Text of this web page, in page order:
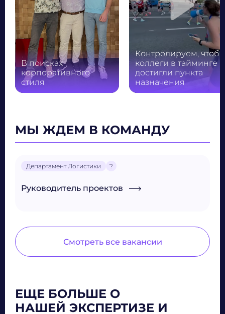
В поисках
корпоративного
стиля
Контролируем, чтобы
коллеги в тайминге
достигли пункта
назначения
Play
МЫ ЖДЕМ В КОМАНДУ
Департамент Логистики ?
Руководитель проектов
Смотреть все вакансии
ЕЩЕ БОЛЬШЕ О
НАШЕЙ ЭКСПЕРТИЗЕ И